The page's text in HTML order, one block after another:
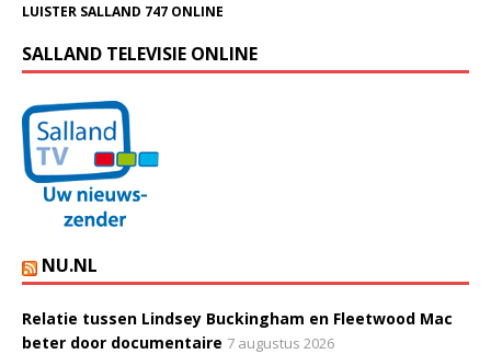
LUISTER SALLAND 747 ONLINE
SALLAND TELEVISIE ONLINE
NU.NL
Relatie tussen Lindsey Buckingham en Fleetwood Mac
beter door documentaire 7 augustus 2026